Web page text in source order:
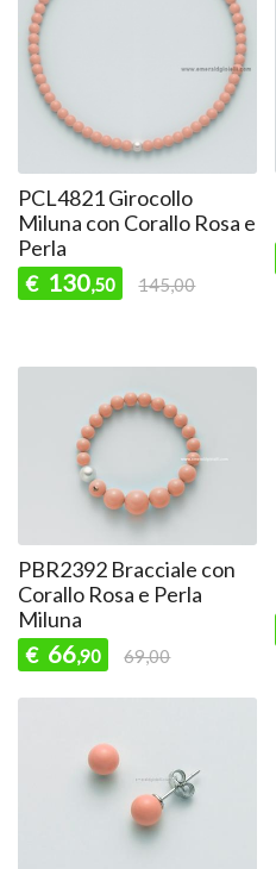
PCL4821 Girocollo
Miluna con Corallo Rosa e
Perla
€ 130,50 145,00
PBR2392 Bracciale con
Corallo Rosa e Perla
Miluna
€ 66,90 69,00